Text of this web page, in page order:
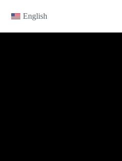
English